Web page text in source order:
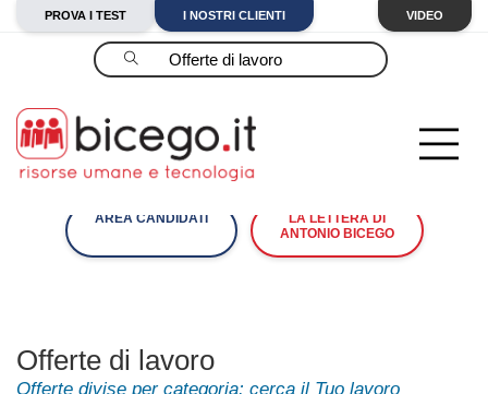
PROVA I TEST I NOSTRI CLIENTI VIDEO
Cerca
AREA CANDIDATI
LA LETTERA DI
ANTONIO BICEGO
Offerte di lavoro
Offerte divise per categoria: cerca il Tuo lavoro